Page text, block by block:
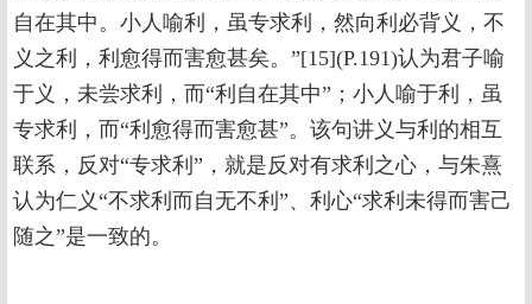
自在其中。小人喻利，虽专求利，然向利必背义，不
义之利，利愈得而害愈甚矣。”[15](P.191)认为君子喻
于义，未尝求利，而“利自在其中”；小人喻于利，虽
专求利，而“利愈得而害愈甚”。该句讲义与利的相互
联系，反对“专求利”，就是反对有求利之心，与朱熹
认为仁义“不求利而自无不利”、利心“求利未得而害己
随之”是一致的。